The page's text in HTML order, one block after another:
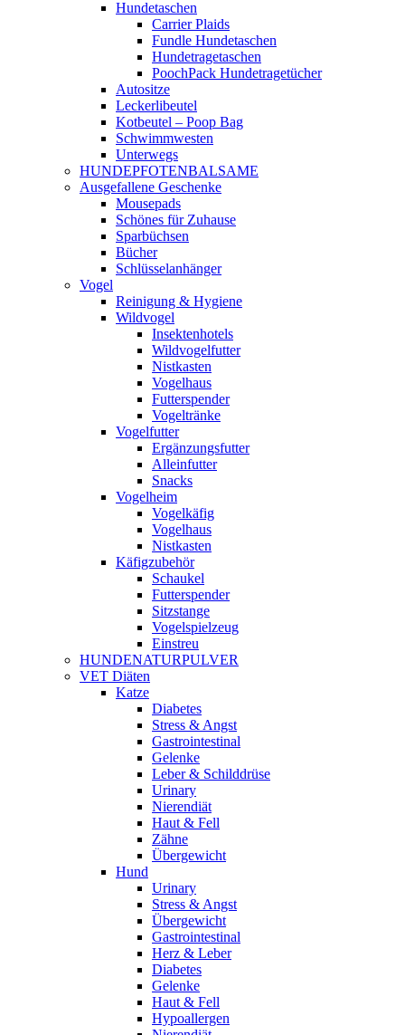
Hundetaschen
Carrier Plaids
Fundle Hundetaschen
Hundetragetaschen
PoochPack Hundetragetücher
Autositze
Leckerlibeutel
Kotbeutel – Poop Bag
Schwimmwesten
Unterwegs
HUNDEPFOTENBALSAME
Ausgefallene Geschenke
Mousepads
Schönes für Zuhause
Sparbüchsen
Bücher
Schlüsselanhänger
Vogel
Reinigung & Hygiene
Wildvogel
Insektenhotels
Wildvogelfutter
Nistkasten
Vogelhaus
Futterspender
Vogeltränke
Vogelfutter
Ergänzungsfutter
Alleinfutter
Snacks
Vogelheim
Vogelkäfig
Vogelhaus
Nistkasten
Käfigzubehör
Schaukel
Futterspender
Sitzstange
Vogelspielzeug
Einstreu
HUNDENATURPULVER
VET Diäten
Katze
Diabetes
Stress & Angst
Gastrointestinal
Gelenke
Leber & Schilddrüse
Urinary
Nierendiät
Haut & Fell
Zähne
Übergewicht
Hund
Urinary
Stress & Angst
Übergewicht
Gastrointestinal
Herz & Leber
Diabetes
Gelenke
Haut & Fell
Hypoallergen